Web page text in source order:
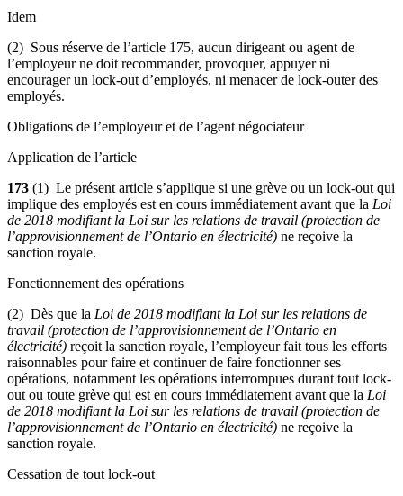
Idem
(2) Sous réserve de l’article 175, aucun dirigeant ou agent de
l’employeur ne doit recommander, provoquer, appuyer ni
encourager un lock-out d’employés, ni menacer de lock-outer des
employés.
Obligations de l’employeur et de l’agent négociateur
Application de l’article
173 (1) Le présent article s’applique si une grève ou un lock-out qui
implique des employés est en cours immédiatement avant que la Loi
de 2018 modifiant la Loi sur les relations de travail (protection de
l’approvisionnement de l’Ontario en électricité) ne reçoive la
sanction royale.
Fonctionnement des opérations
(2) Dès que la Loi de 2018 modifiant la Loi sur les relations de
travail (protection de l’approvisionnement de l’Ontario en
électricité) reçoit la sanction royale, l’employeur fait tous les efforts
raisonnables pour faire et continuer de faire fonctionner ses
opérations, notamment les opérations interrompues durant tout lock-
out ou toute grève qui est en cours immédiatement avant que la Loi
de 2018 modifiant la Loi sur les relations de travail (protection de
l’approvisionnement de l’Ontario en électricité) ne reçoive la
sanction royale.
Cessation de tout lock-out